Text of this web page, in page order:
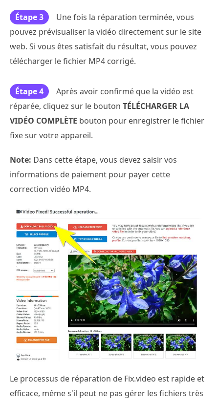
Étape 3
Une fois la réparation terminée, vous
pouvez prévisualiser la vidéo directement sur le site
web. Si vous êtes satisfait du résultat, vous pouvez
télécharger le fichier MP4 corrigé.
Étape 4
Après avoir confirmé que la vidéo est
réparée, cliquez sur le bouton TÉLÉCHARGER LA
VIDÉO COMPLÈTE bouton pour enregistrer le fichier
fixe sur votre appareil.
Note: Dans cette étape, vous devez saisir vos
informations de paiement pour payer cette
correction vidéo MP4.
Le processus de réparation de Fix.video est rapide et
efficace, même s'il peut ne pas gérer les fichiers très